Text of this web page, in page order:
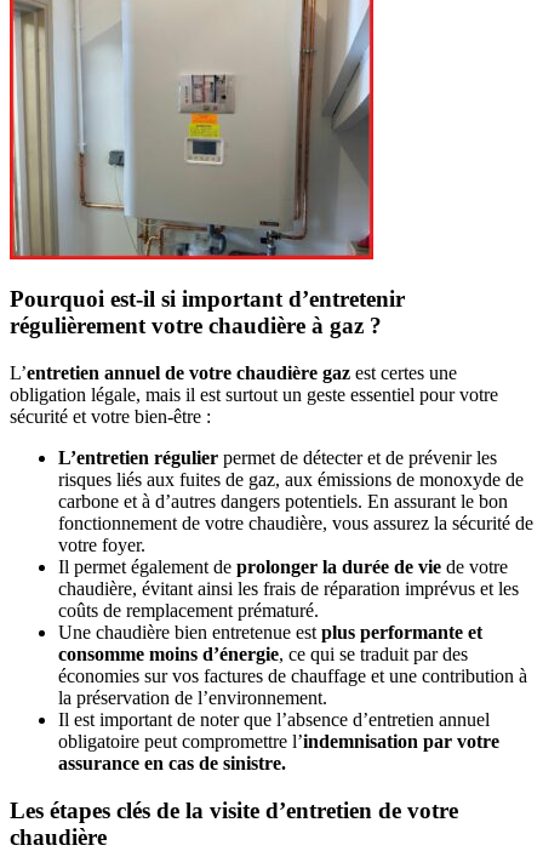
Pourquoi est-il si important d’entretenir
régulièrement votre chaudière à gaz ?
L’entretien annuel de votre chaudière gaz est certes une
obligation légale, mais il est surtout un geste essentiel pour votre
sécurité et votre bien-être :
L’entretien régulier permet de détecter et de prévenir les
risques liés aux fuites de gaz, aux émissions de monoxyde de
carbone et à d’autres dangers potentiels. En assurant le bon
fonctionnement de votre chaudière, vous assurez la sécurité de
votre foyer.
Il permet également de prolonger la durée de vie de votre
chaudière, évitant ainsi les frais de réparation imprévus et les
coûts de remplacement prématuré.
Une chaudière bien entretenue est plus performante et
consomme moins d’énergie, ce qui se traduit par des
économies sur vos factures de chauffage et une contribution à
la préservation de l’environnement.
Il est important de noter que l’absence d’entretien annuel
obligatoire peut compromettre l’indemnisation par votre
assurance en cas de sinistre.
Les étapes clés de la visite d’entretien de votre
chaudière